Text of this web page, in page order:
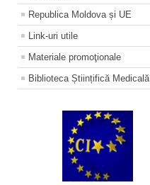
Republica Moldova și UE
Link-uri utile
Materiale promoţionale
Biblioteca Științifică Medicală